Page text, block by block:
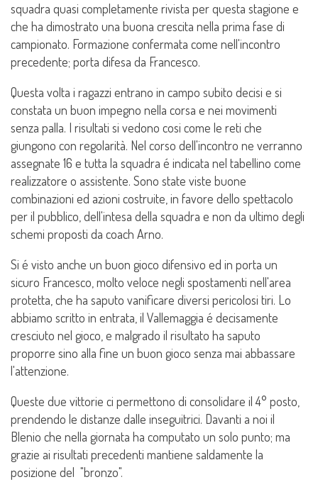
squadra quasi completamente rivista per questa stagione e
che ha dimostrato una buona crescita nella prima fase di
campionato. Formazione confermata come nell'incontro
precedente; porta difesa da Francesco.
Questa volta i ragazzi entrano in campo subito decisi e si
constata un buon impegno nella corsa e nei movimenti
senza palla. I risultati si vedono cosi come le reti che
giungono con regolarità. Nel corso dell'incontro ne verranno
assegnate 16 e tutta la squadra é indicata nel tabellino come
realizzatore o assistente. Sono state viste buone
combinazioni ed azioni costruite, in favore dello spettacolo
per il pubblico, dell'intesa della squadra e non da ultimo degli
schemi proposti da coach Arno.
Si é visto anche un buon gioco difensivo ed in porta un
sicuro Francesco, molto veloce negli spostamenti nell'area
protetta, che ha saputo vanificare diversi pericolosi tiri. Lo
abbiamo scritto in entrata, il Vallemaggia é decisamente
cresciuto nel gioco, e malgrado il risultato ha saputo
proporre sino alla fine un buon gioco senza mai abbassare
l'attenzione.
Queste due vittorie ci permettono di consolidare il 4° posto,
prendendo le distanze dalle inseguitrici. Davanti a noi il
Blenio che nella giornata ha computato un solo punto; ma
grazie ai risultati precedenti mantiene saldamente la
posizione del "bronzo".